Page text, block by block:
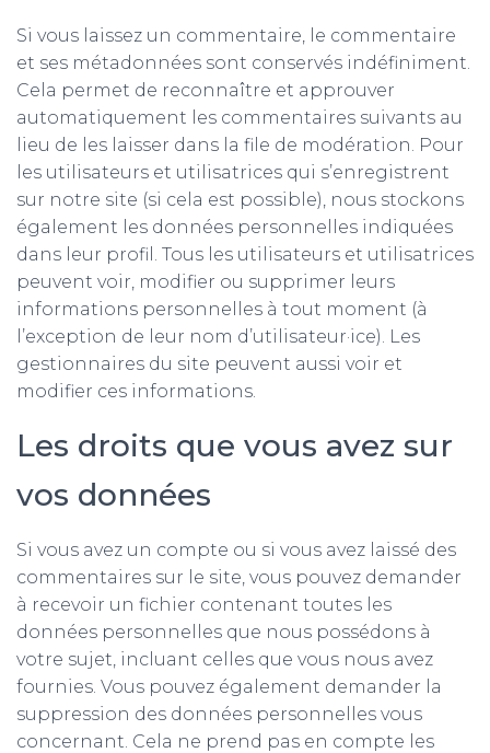
Si vous laissez un commentaire, le commentaire
et ses métadonnées sont conservés indéfiniment.
Cela permet de reconnaître et approuver
automatiquement les commentaires suivants au
lieu de les laisser dans la file de modération. Pour
les utilisateurs et utilisatrices qui s’enregistrent
sur notre site (si cela est possible), nous stockons
également les données personnelles indiquées
dans leur profil. Tous les utilisateurs et utilisatrices
peuvent voir, modifier ou supprimer leurs
informations personnelles à tout moment (à
l’exception de leur nom d’utilisateur·ice). Les
gestionnaires du site peuvent aussi voir et
modifier ces informations.
Les droits que vous avez sur
vos données
Si vous avez un compte ou si vous avez laissé des
commentaires sur le site, vous pouvez demander
à recevoir un fichier contenant toutes les
données personnelles que nous possédons à
votre sujet, incluant celles que vous nous avez
fournies. Vous pouvez également demander la
suppression des données personnelles vous
concernant. Cela ne prend pas en compte les